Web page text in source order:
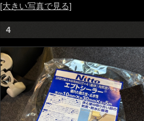
[大きい写真で見る]
4